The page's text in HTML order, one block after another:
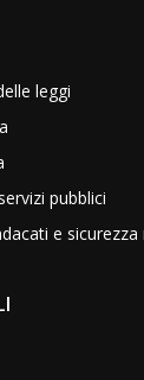
leggi
pubblici
e sicurezza